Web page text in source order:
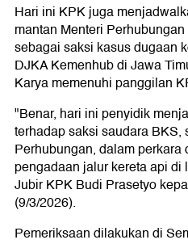
Hari ini KPK juga
mantan Menteri
sebagai saksi kasus dugaan
DJKA Kemenhub di Jawa
Karya memenuhi panggilan
"Benar, hari ini penyidik
terhadap saksi saudara BKS,
Perhubungan, dalam perkara
pengadaan jalur kereta api
Jubir KPK Budi Prasetyo
(9/3/2026).
Pemeriksaan dilakukan di